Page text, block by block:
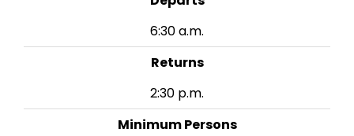
6:30 a.m.
Returns
2:30 p.m.
Minimum Persons